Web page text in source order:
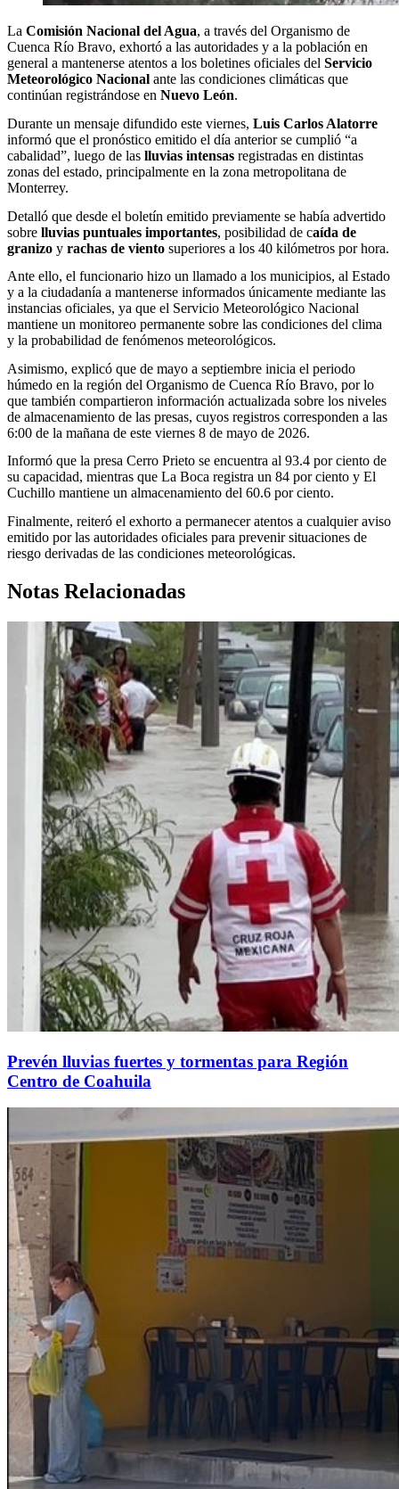
La Comisión Nacional del Agua⁠, a través del Organismo de
Cuenca Río Bravo, exhortó a las autoridades y a la población en
general a mantenerse atentos a los boletines oficiales del Servicio
Meteorológico Nacional ante las condiciones climáticas que
continúan registrándose en Nuevo León.
Durante un mensaje difundido este viernes, Luis Carlos Alatorre
informó que el pronóstico emitido el día anterior se cumplió “a
cabalidad”, luego de las lluvias intensas registradas en distintas
zonas del estado, principalmente en la zona metropolitana de
Monterrey.
Detalló que desde el boletín emitido previamente se había advertido
sobre lluvias puntuales importantes, posibilidad de caída de
granizo y rachas de viento superiores a los 40 kilómetros por hora.
Ante ello, el funcionario hizo un llamado a los municipios, al Estado
y a la ciudadanía a mantenerse informados únicamente mediante las
instancias oficiales, ya que el Servicio Meteorológico Nacional
mantiene un monitoreo permanente sobre las condiciones del clima
y la probabilidad de fenómenos meteorológicos.
Asimismo, explicó que de mayo a septiembre inicia el periodo
húmedo en la región del Organismo de Cuenca Río Bravo, por lo
que también compartieron información actualizada sobre los niveles
de almacenamiento de las presas, cuyos registros corresponden a las
6:00 de la mañana de este viernes 8 de mayo de 2026.
Informó que la presa Cerro Prieto se encuentra al 93.4 por ciento de
su capacidad, mientras que La Boca registra un 84 por ciento y El
Cuchillo mantiene un almacenamiento del 60.6 por ciento.
Finalmente, reiteró el exhorto a permanecer atentos a cualquier aviso
emitido por las autoridades oficiales para prevenir situaciones de
riesgo derivadas de las condiciones meteorológicas.
Notas Relacionadas
Prevén lluvias fuertes y tormentas para Región
Centro de Coahuila